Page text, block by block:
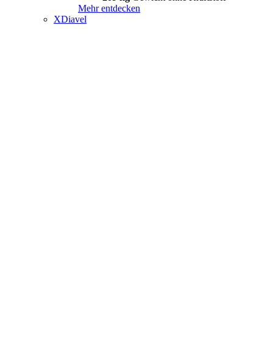
Mehr entdecken
XDiavel